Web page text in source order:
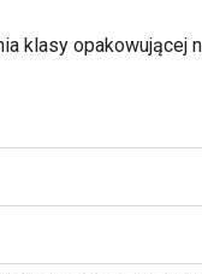
klasy opakowującej